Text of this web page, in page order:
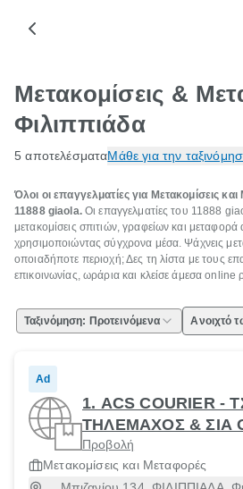
Μετακομίσεις &
Φιλιππιάδα
5 αποτελέσματαΜάθε για την
Όλοι οι επαγγελματίες για Μετακομίσεις
11888 giaola.Οι επαγγελματίες του 11888
μετακομίσεις σπιτιών, γραφείων και μεταφορά
χρησιμοποιώντας σύγχρονα μέσα. Ψάχνεις
οποιαδήποτε περιοχή; Δες τη λίστα με τους
επικοινωνίας, ωράρια και κλείσε άμεσα online
Ταξινόμηση: Προτεινόμενα Ανοιχτό
Ad
1. ACS COURIER -
ΤΗΛΕΜΑΧΟΣ & ΣΙΑ
Προβολή
Μετακομίσεις και Μεταφορές